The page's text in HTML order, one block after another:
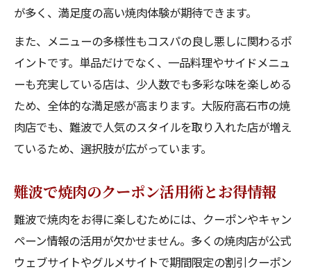
が多く、満足度の高い焼肉体験が期待できます。
また、メニューの多様性もコスパの良し悪しに関わるポ
イントです。単品だけでなく、一品料理やサイドメニュ
ーも充実している店は、少人数でも多彩な味を楽しめる
ため、全体的な満足感が高まります。大阪府高石市の焼
肉店でも、難波で人気のスタイルを取り入れた店が増え
ているため、選択肢が広がっています。
難波で焼肉のクーポン活用術とお得情報
難波で焼肉をお得に楽しむためには、クーポンやキャン
ペーン情報の活用が欠かせません。多くの焼肉店が公式
ウェブサイトやグルメサイトで期間限定の割引クーポン